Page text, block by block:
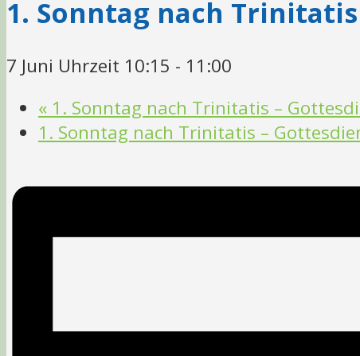
1. Sonntag nach
7 Juni Uhrzeit 10:15 - 11:00
« 1. Sonntag nach Trinitatis –
1. Sonntag nach Trinitatis –